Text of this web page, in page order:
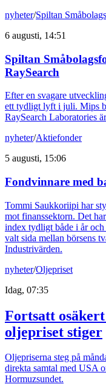
nyheter/Spiltan
6 augusti, 14:51
Spiltan
RaySearch
Efter en svagare
ett tydligt lyft i juli. Mips
RaySearch Laboratories
nyheter/Aktiefonder
5 augusti, 15:06
Fondvinnare med
Tommi Saukkoriipi har
mot finanssektorn. Det
index tydligt både i år
valt sida mellan börsens
Industrivärden.
nyheter/Oljepriset
Idag, 07:35
Fortsatt
oljepriset stiger
Oljepriserna steg på
direkta samtal med USA
Hormuzsundet.